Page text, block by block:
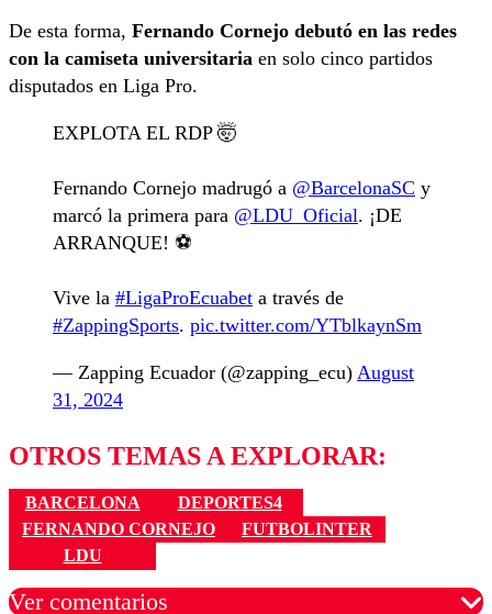
De esta forma, Fernando Cornejo debutó en las redes
con la camiseta universitaria en solo cinco partidos
disputados en Liga Pro.
EXPLOTA EL RDP 🤯
Fernando Cornejo madrugó a @BarcelonaSC y
marcó la primera para @LDU_Oficial. ¡DE
ARRANQUE! ⚽️
Vive la #LigaProEcuabet a través de
#ZappingSports. pic.twitter.com/YTblkaynSm
— Zapping Ecuador (@zapping_ecu) August
31, 2024
OTROS TEMAS A EXPLORAR:
BARCELONA
DEPORTES4
FERNANDO CORNEJO
FUTBOLINTER
LDU
Ver comentarios